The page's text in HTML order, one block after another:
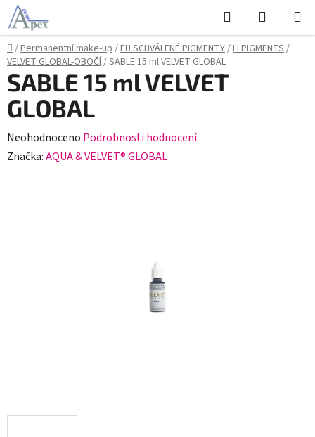
Přejít
na
obsah
Hledat
KOŠÍK
Domů
/Permanentní make-up/EU SCHVÁLENÉ PIGMENTY/LI PIGMENTS/
VELVET GLOBAL-OBOČÍ/SABLE 15 ml VELVET GLOBAL
SABLE 15 ml VELVET
GLOBAL
Průměrné
hodnocení
Neohodnoceno Podrobnosti hodnocení
Značka:AQUA & VELVET® GLOBAL